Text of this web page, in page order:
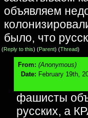
объявляем
было, что
(Reply to this) (Parent) (Thread)
From: (Anonymous)
Date: February 19th,
фашисты
русских, а